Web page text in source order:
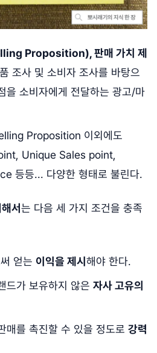
Proposition), 판매 가치 제
조사 및 소비자 조사를 바탕으
을 소비자에게 전달하는 광고/마
Proposition 이외에도
Unique Sales point,
등등... 다양한 형태로 불린다.
서는 다음 세 가지 조건을 충족
얻는 이익을 제시해야 한다.
드가 보유하지 않은 자사 고유의
매를 촉진할 수 있을 정도로 강력